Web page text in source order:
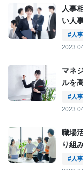
人事
い人
#人
マネ
ルを
#人
職場
り組
#人